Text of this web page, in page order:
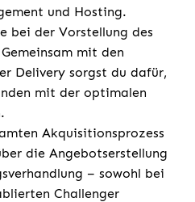
und Hosting.
bei der Vorstellung des
mit den
Delivery sorgst du dafür,
mit der optimalen
Akquisitionsprozess
die Angebotserstellung
– sowohl bei
Challenger